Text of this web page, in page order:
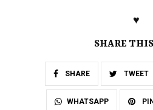
♥
SHARE
SHARE TWEET
WHATSAPP